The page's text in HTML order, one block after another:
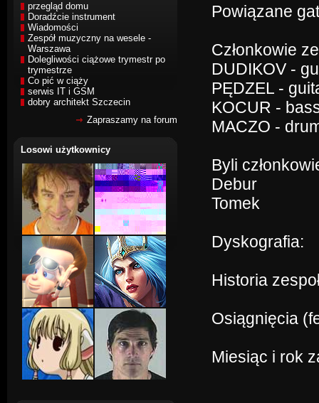
przegląd domu
Doradźcie instrument
Wiadomości
Zespół muzyczny na wesele -
Warszawa
Dolegliwości ciążowe trymestr po
trymestrze
Co pić w ciąży
serwis IT i GSM
dobry architekt Szczecin
Zapraszamy na forum
Losowi użytkownicy
Powiązane
Członkowie
DUDIKOV -
PĘDZEL -
KOCUR -
MACZO -
Byli
Debur
Tomek
Dyskografia:
Historia
Osiągnięcia
Miesiąc i rok